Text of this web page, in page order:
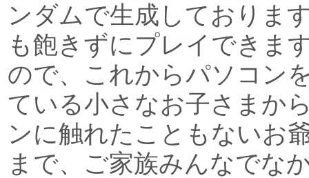
ンダムで生成しておりま
も飽きずにプレイできま
ので、これからパソコン
ている小さなお子さまか
ンに触れたこともないお
まで、ご家族みんなでな